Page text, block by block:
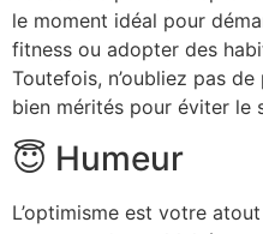
le moment idéal pour
fitness ou adopter des
Toutefois, n’oubliez pas
bien mérités pour éviter le
😇 Humeur
L’optimisme est votre